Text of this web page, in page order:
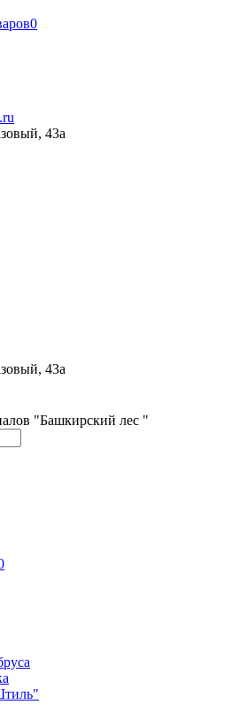
0
43а
43а
"Башкирский лес "